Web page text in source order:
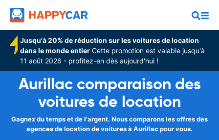
Jusqu'à 20% de réduction sur les voitures de location
dans le monde entier Cette promotion est valable jusqu'à
11 août 2026 - profitez-en dès aujourd'hui !
Aurillac comparaison des
voitures de location
Gagnez du temps et de l'argent. Nous comparons les offres des
agences de location de voitures à Aurillac pour vous.